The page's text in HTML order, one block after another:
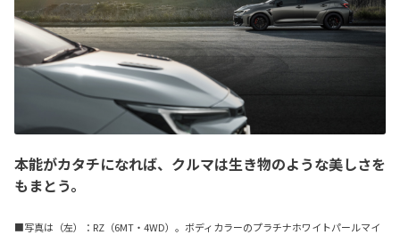
本能がカタチになれば、クルマは生き物のような美しさを
もまとう。
■写真は（左）：RZ（6MT・4WD）。ボディカラーのプラチナホワイトパールマイ